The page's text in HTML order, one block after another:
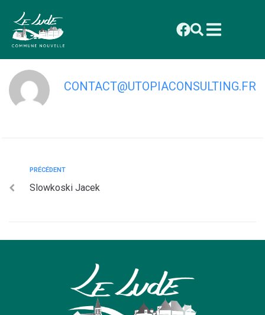
principal
Szczepko Damian
CONTACT@UTOPIACONSULTING.FR
PRÉCÉDENT
Slowkoski Jacek